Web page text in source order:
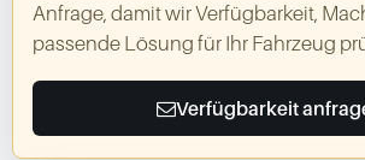
Anfrage, damit wir Verfügbarkeit,
passende Lösung für Ihr Fahrzeug
Verfügbarkeit